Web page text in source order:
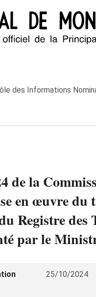
des Informations
de la
en œuvre
Registre
par le
25/10/2024